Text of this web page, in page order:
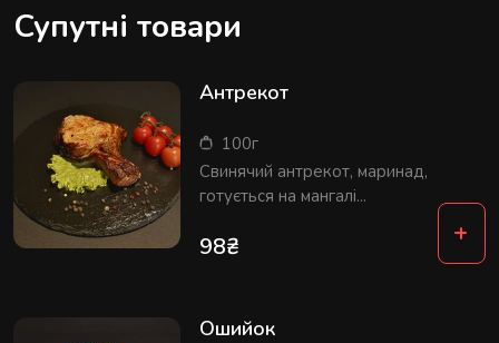
Супутні товари
Антрекот
100г
Свинячий антрекот, маринад,
готується на мангалі...
98₴ +
Ошийок